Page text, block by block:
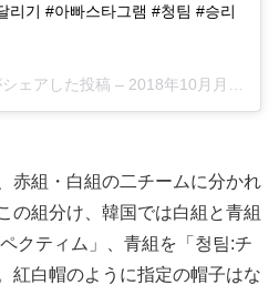
리기 #아빠스타그램 #청팀 #승리
ェアした投稿 – 2018年10月月4日午前5時42分PDT
赤組・白組の二チームに分かれ
の組分け、韓国では白組と青組
クティム」、青組を「청팀:チ
紅白帽のように指定の帽子はな